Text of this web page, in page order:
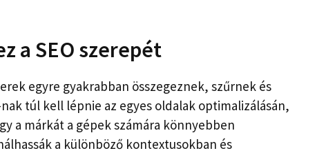
a SEO szerepét
egyre gyakrabban összegeznek, szűrnek és
túl kell lépnie az egyes oldalak optimalizálásán,
a márkát a gépek számára könnyebben
a különböző kontextusokban és